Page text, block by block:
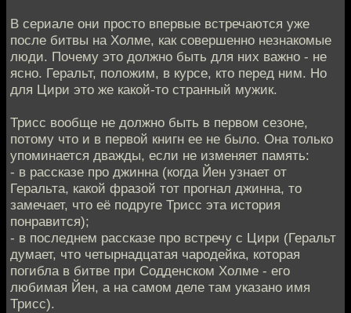
В сериале они просто впервые встречаются уже
после битвы на Холме, как совершенно незнакомые
люди. Почему это должно быть для них важно - не
ясно. Геральт, положим, в курсе, кто перед ним. Но
для Цири это же какой-то странный мужик.
Трисс вообще не должно быть в первом сезоне,
потому что и в первой книгн ее не было. Она только
упоминается дважды, если не изменяет память:
- в рассказе про джинна (когда Йен узнает от
Геральта, какой фразой тот прогнал джинна, то
замечает, что её подруге Трисс эта история
понравится);
- в последнем рассказе про встречу с Цири (Геральт
думает, что четырнадцатая чародейка, которая
погибла в битве при Содденском Холме - его
любимая Йен, а на самом деле там указано имя
Трисс).